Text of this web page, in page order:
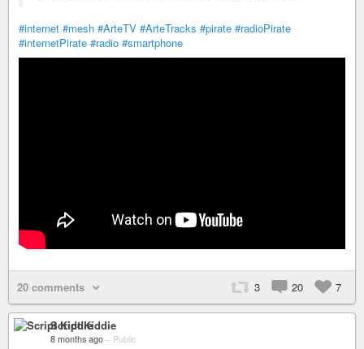
#internet #mesh #ArteTV #ArteTracks #pirate #radioPirate
#internetPirate #radio #smartphone
20 comments 3 20 7
Script Kiddie
8 months ago – Public